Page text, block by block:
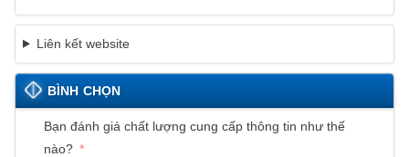
Liên kết website
BÌNH CHỌN
Bạn đánh giá chất lượng cung cấp thông tin như thế
nào?